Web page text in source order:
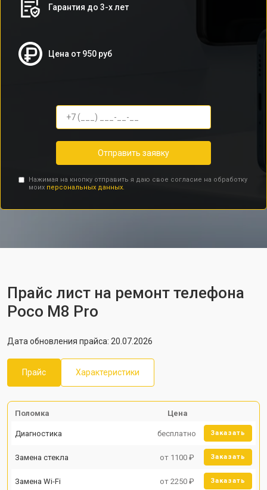
Гарантия до 3-х лет
Цена от 950 руб
Отправить заявку
Нажимая на кнопку отправить я даю свое согласие на обработку
моих персональных данных.
Прайс лист на ремонт телефона
Poco M8 Pro
Дата обновления прайса: 20.07.2026
Прайс Характеристики
Поломка Цена
Диагностика бесплатно Заказать
Замена стекла от 1100 ₽ Заказать
Замена Wi-Fi от 2250 ₽ Заказать